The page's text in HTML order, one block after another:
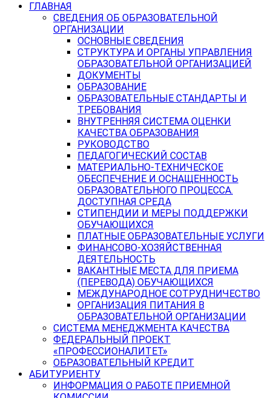
ГЛАВНАЯ
СВЕДЕНИЯ ОБ ОБРАЗОВАТЕЛЬНОЙ
ОРГАНИЗАЦИИ
ОСНОВНЫЕ СВЕДЕНИЯ
СТРУКТУРА И ОРГАНЫ УПРАВЛЕНИЯ
ОБРАЗОВАТЕЛЬНОЙ ОРГАНИЗАЦИЕЙ
ДОКУМЕНТЫ
ОБРАЗОВАНИЕ
ОБРАЗОВАТЕЛЬНЫЕ СТАНДАРТЫ И
ТРЕБОВАНИЯ
ВНУТРЕННЯЯ СИСТЕМА ОЦЕНКИ
КАЧЕСТВА ОБРАЗОВАНИЯ
РУКОВОДСТВО
ПЕДАГОГИЧЕСКИЙ СОСТАВ
МАТЕРИАЛЬНО-ТЕХНИЧЕСКОЕ
ОБЕСПЕЧЕНИЕ И ОСНАЩЕННОСТЬ
ОБРАЗОВАТЕЛЬНОГО ПРОЦЕССА.
ДОСТУПНАЯ СРЕДА
СТИПЕНДИИ И МЕРЫ ПОДДЕРЖКИ
ОБУЧАЮЩИХСЯ
ПЛАТНЫЕ ОБРАЗОВАТЕЛЬНЫЕ УСЛУГИ
ФИНАНСОВО-ХОЗЯЙСТВЕННАЯ
ДЕЯТЕЛЬНОСТЬ
ВАКАНТНЫЕ МЕСТА ДЛЯ ПРИЕМА
(ПЕРЕВОДА) ОБУЧАЮЩИХСЯ
МЕЖДУНАРОДНОЕ СОТРУДНИЧЕСТВО
ОРГАНИЗАЦИЯ ПИТАНИЯ В
ОБРАЗОВАТЕЛЬНОЙ ОРГАНИЗАЦИИ
СИСТЕМА МЕНЕДЖМЕНТА КАЧЕСТВА
ФЕДЕРАЛЬНЫЙ ПРОЕКТ
«ПРОФЕССИОНАЛИТЕТ»
ОБРАЗОВАТЕЛЬНЫЙ КРЕДИТ
АБИТУРИЕНТУ
ИНФОРМАЦИЯ О РАБОТЕ ПРИЕМНОЙ